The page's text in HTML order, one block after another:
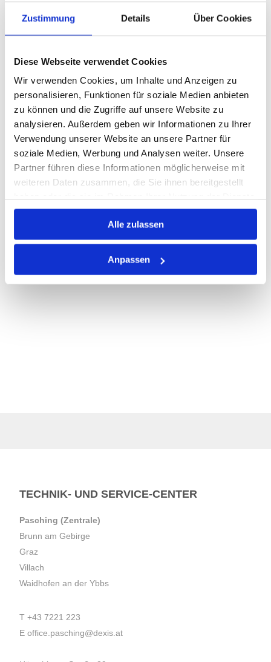
Zustimmung Details Über Cookies
Diese Webseite verwendet Cookies
Wir verwenden Cookies, um Inhalte und Anzeigen zu
personalisieren, Funktionen für soziale Medien anbieten
zu können und die Zugriffe auf unsere Website zu
analysieren. Außerdem geben wir Informationen zu Ihrer
Verwendung unserer Website an unsere Partner für
soziale Medien, Werbung und Analysen weiter. Unsere
Partner führen diese Informationen möglicherweise mit
weiteren Daten zusammen, die Sie ihnen bereitgestellt
gesammelt haben.
Alle zulassen
Anpassen
Nicht auf Lager
Print
PRODUKTBESCHREIBUNG
ALLE SPEZIFIKATIONEN
TECHNIK- UND SERVICE-CENTER
Pasching (Zentrale)
Brunn am Gebirge
Graz
Villach
Waidhofen an der Ybbs
T +43 7221 223
E office.pasching@dexis.at